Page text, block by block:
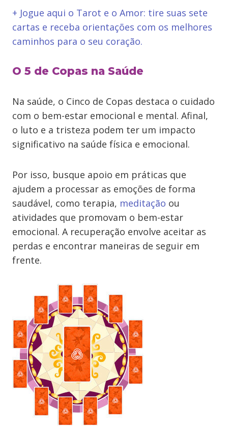
+ Jogue aqui o Tarot e o Amor: tire suas sete
cartas e receba orientações com os melhores
caminhos para o seu coração.
O 5 de Copas na Saúde
Na saúde, o Cinco de Copas destaca o cuidado
com o bem-estar emocional e mental. Afinal,
o luto e a tristeza podem ter um impacto
significativo na saúde física e emocional.
Por isso, busque apoio em práticas que
ajudem a processar as emoções de forma
saudável, como terapia, meditação ou
atividades que promovam o bem-estar
emocional. A recuperação envolve aceitar as
perdas e encontrar maneiras de seguir em
frente.